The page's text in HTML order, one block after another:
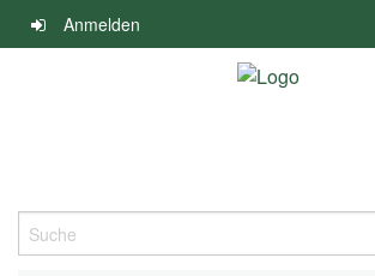
Navigation
überspringen
Anmelden
Suche